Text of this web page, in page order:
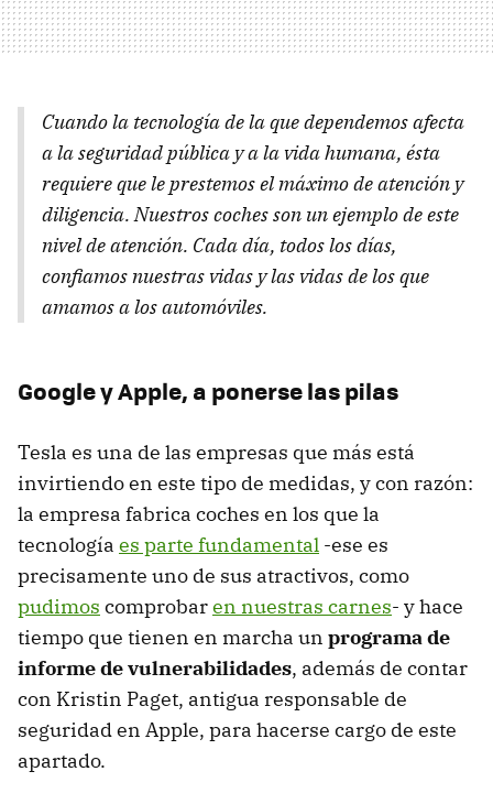
Cuando la tecnología de la que dependemos afecta
a la seguridad pública y a la vida humana, ésta
requiere que le prestemos el máximo de atención y
diligencia. Nuestros coches son un ejemplo de este
nivel de atención. Cada día, todos los días,
confiamos nuestras vidas y las vidas de los que
amamos a los automóviles.
Google y Apple, a ponerse las pilas
Tesla es una de las empresas que más está
invirtiendo en este tipo de medidas, y con razón:
la empresa fabrica coches en los que la
tecnología es parte fundamental -ese es
precisamente uno de sus atractivos, como
pudimos comprobaren nuestras carnes- y hace
tiempo que tienen en marcha un programa de
informe de vulnerabilidades, además de contar
con Kristin Paget, antigua responsable de
seguridad en Apple, para hacerse cargo de este
apartado.